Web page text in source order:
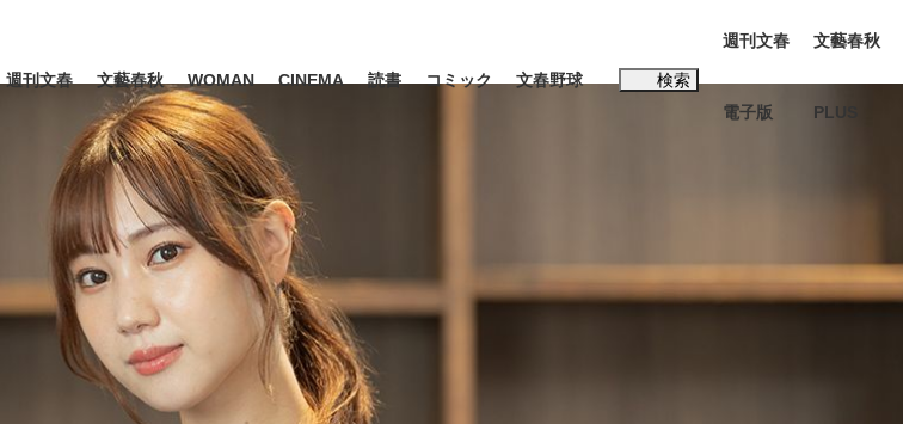
ライフ ビジネス
観る将棋、読む将棋
週刊文春 文藝春秋 WOMAN CINEMA 読書 コミック 文春野球 検索
キーワード入力
#後藤真希 #森岡毅 #城彰二 #内田有紀
#松田聖子
週刊文春
電子版
文藝春秋
PLUS